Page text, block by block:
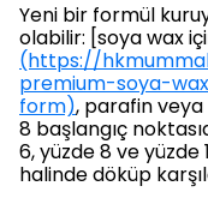
Yeni bir formül
olabilir: [soya wax
(https://
premium-soya-
form), parafin veya
8 başlangıç
6, yüzde 8 ve
halinde döküp